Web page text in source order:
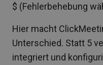
$ (Fehlerbehebung
Hier macht
Unterschied. Statt 5
integriert und